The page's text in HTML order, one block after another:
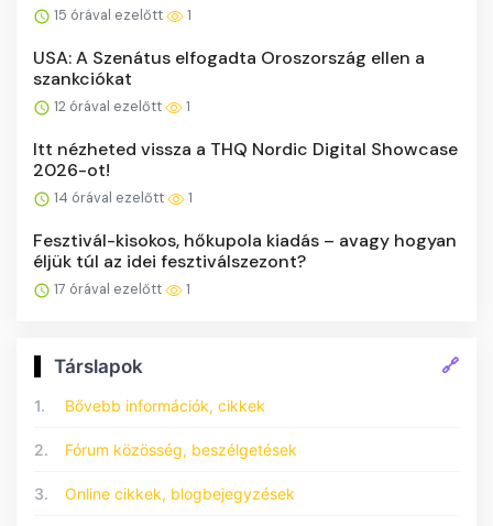
15 órával ezelőtt 1
USA: A Szenátus elfogadta Oroszország ellen a
szankciókat
12 órával ezelőtt 1
Itt nézheted vissza a THQ Nordic Digital Showcase
2026-ot!
14 órával ezelőtt 1
Fesztivál-kisokos, hőkupola kiadás – avagy hogyan
éljük túl az idei fesztiválszezont?
17 órával ezelőtt 1
Társlapok 🔗
1. Bővebb információk, cikkek
2. Fórum közösség, beszélgetések
3. Online cikkek, blogbejegyzések